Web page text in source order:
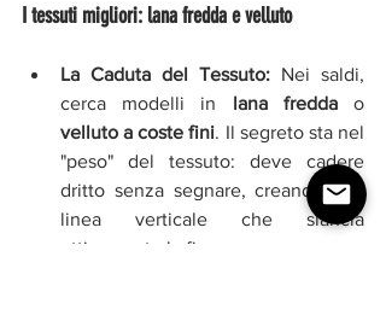
I tessuti migliori: lana fredda e velluto
La Caduta del Tessuto: Nei saldi,
cerca modelli in lana fredda
velluto a coste fini. Il segreto sta nel
"peso" del tessuto: deve cadere
dritto senza segnare, creando una
linea verticale che slancia
otticamente la figura.